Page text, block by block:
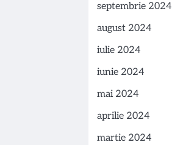
septembrie 2024
august 2024
iulie 2024
iunie 2024
mai 2024
aprilie 2024
martie 2024